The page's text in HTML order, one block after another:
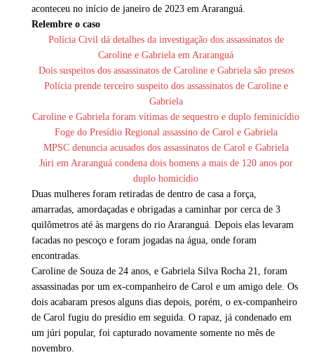
aconteceu no início de janeiro de 2023 em Araranguá.
Relembre o caso
Polícia Civil dá detalhes da investigação dos assassinatos de
Caroline e Gabriela em Araranguá
Dois suspeitos dos assassinatos de Caroline e Gabriela são presos
Polícia prende terceiro suspeito dos assassinatos de Caroline e
Gabriela
Caroline e Gabriela foram vítimas de sequestro e duplo feminicídio
Foge do Presídio Regional assassino de Carol e Gabriela
MPSC denuncia acusados dos assassinatos de Carol e Gabriela
Júri em Araranguá condena dois homens a mais de 120 anos por
duplo homicídio
Duas mulheres foram retiradas de dentro de casa a força,
amarradas, amordaçadas e obrigadas a caminhar por cerca de 3
quilômetros até às margens do rio Araranguá. Depois elas levaram
facadas no pescoço e foram jogadas na água, onde foram
encontradas.
Caroline de Souza de 24 anos, e Gabriela Silva Rocha 21, foram
assassinadas por um ex-companheiro de Carol e um amigo dele. Os
dois acabaram presos alguns dias depois, porém, o ex-companheiro
de Carol fugiu do presídio em seguida. O rapaz, já condenado em
um júri popular, foi capturado novamente somente no mês de
novembro.